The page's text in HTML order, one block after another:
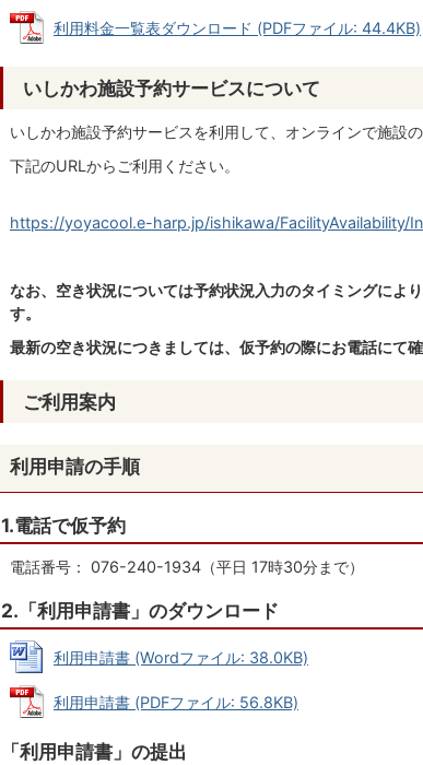
利用料金一覧表ダウンロード (PDFファイル: 44.4KB)
いしかわ施設予約サービスについて
いしかわ施設予約サービスを利用して、オンラインで施設
下記のURLからご利用ください。
https://yoyacool.e-harp.jp/ishikawa/FacilityAvailability/
なお、空き状況については予約状況入力のタイミングによ
す。
最新の空き状況につきましては、仮予約の際にお電話にて確
ご利用案内
利用申請の手順
1.電話で仮予約
電話番号： 076-240-1934（平日 17時30分まで）
2.「利用申請書」のダウンロード
利用申請書 (Wordファイル: 38.0KB)
利用申請書 (PDFファイル: 56.8KB)
「利用申請書」の提出